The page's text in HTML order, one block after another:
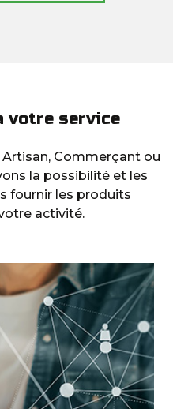
votre service
Commerçant ou
la possibilité et les
fournir les produits
activité.